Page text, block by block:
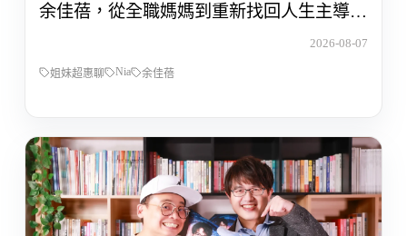
余佳蓓，從全職媽媽到重新找回人生主導權
2026-08-07
姐妹超惠聊 Nia 余佳蓓